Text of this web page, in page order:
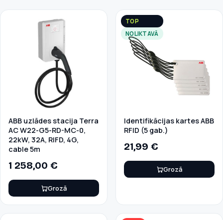
ABB uzlādes stacija Terra
AC W22-G5-RD-MC-0,
22kW, 32A, RIFD, 4G,
cable 5m
1 258,00 €
Grozā
TOP
NOLIKTAVĀ
Identifikācijas kartes ABB
RFID (5 gab.)
21,99 €
Grozā